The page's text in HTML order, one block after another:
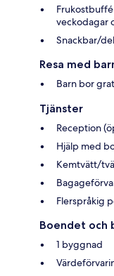
veckodagar
Snackbar/
Resa med
Barn bor
Tjänster
Reception
Hjälp med
Kemtvätt/
Flerspråkig
Boendet och
1 byggnad